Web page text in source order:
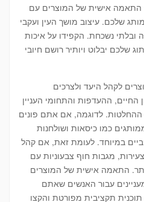
התאמה אישית של המוצרים עם
שלכם. עיצוב מושך העין ועקבי
ובלתי נשכחת. הקפידו על איכות
שלכם יבלוט ויותיר רושם חיובי
לקהל היעד ולצרכים
החיים, ההעדפות והתחומי העניין
לדוגמה, אם אתם פונים
כמו כיסאות ושולחנות
במיוחד. לעומת זאת, אם קהל
מגבות חוף צבעוניות עם
התאמה אישית של המוצרים
עבור האנשים שאתם
תקציבית מפורטת והקצו